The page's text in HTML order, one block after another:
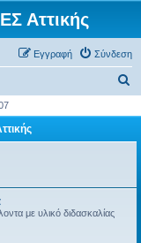
Αττικής
Σύνδεση
Εγγραφή
ζ
τ
με υλικό διδασκαλίας